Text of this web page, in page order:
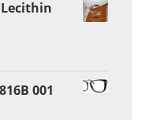
001